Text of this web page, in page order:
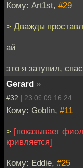
Кому: Art1st, #29
> Дважды
ай
это я затупил,
Gerard »
#32 | 23.09.09 16:24
Кому: Goblin, #11
> [показывает
кривляется]
Кому: Eddie, #25